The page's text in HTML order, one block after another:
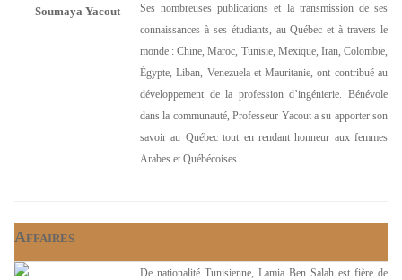
Soumaya Yacout
Ses nombreuses publications et la transmission de ses
connaissances à ses étudiants, au Québec et à travers le
monde : Chine, Maroc, Tunisie, Mexique, Iran, Colombie,
Égypte, Liban, Venezuela et Mauritanie, ont contribué au
développement de la profession d’ingénierie. Bénévole
dans la communauté, Professeur Yacout a su apporter son
savoir au Québec tout en rendant honneur aux femmes
Arabes et Québécoises.
AFFAIRES
De nationalité Tunisienne, Lamia Ben Salah est fière de